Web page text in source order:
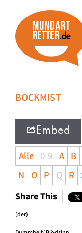
BOCKMIST
Embed
Alle 0-9 A B
N O P Q R
Share This
(der)